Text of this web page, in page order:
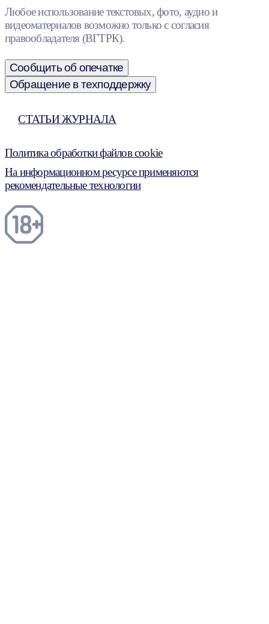
Любое использование текстовых, фото, аудио и
видеоматериалов возможно только с согласия
правообладателя (ВГТРК).
Сообщить об опечатке
Обращение в техподдержку
СТАТЬИ ЖУРНАЛА
Политика обработки файлов cookie
На информационном ресурсе применяются
рекомендательные технологии